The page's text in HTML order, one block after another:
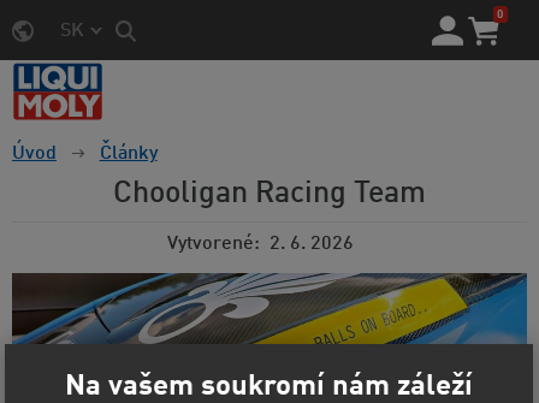
SK
0
Úvod Články
Chooligan Racing Team
Vytvorené 2. 6. 2026
Na vašem soukromí nám záleží